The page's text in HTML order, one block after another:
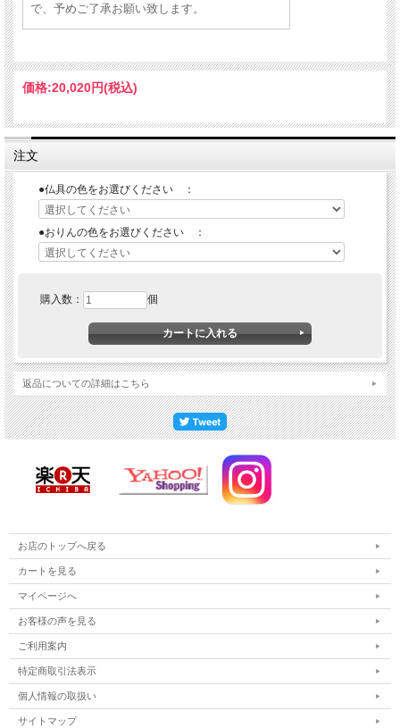
で、予めご了承お願い致します。
価格:20,020円(税込)
注文
●仏具の色をお選びください ：
●おりんの色をお選びください ：
購入数： 個
返品についての詳細はこちら
お店のトップへ戻る
カートを見る
マイページへ
お客様の声を見る
ご利用案内
特定商取引法表示
個人情報の取扱い
サイトマップ